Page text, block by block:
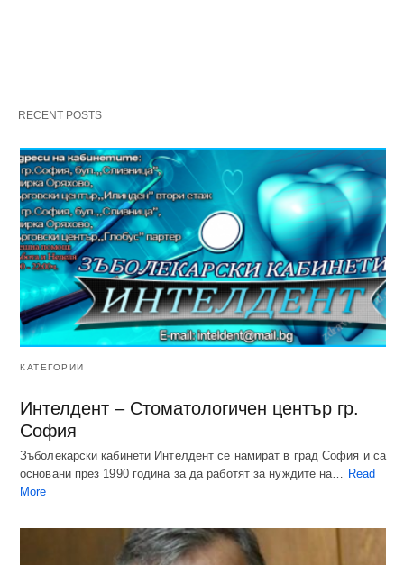
RECENT POSTS
КАТЕГОРИИ
Интелдент – Стоматологичен център гр.
София
Зъболекарски кабинети Интелдент се намират в град София и са
основани през 1990 година за да работят за нуждите на… Read
More